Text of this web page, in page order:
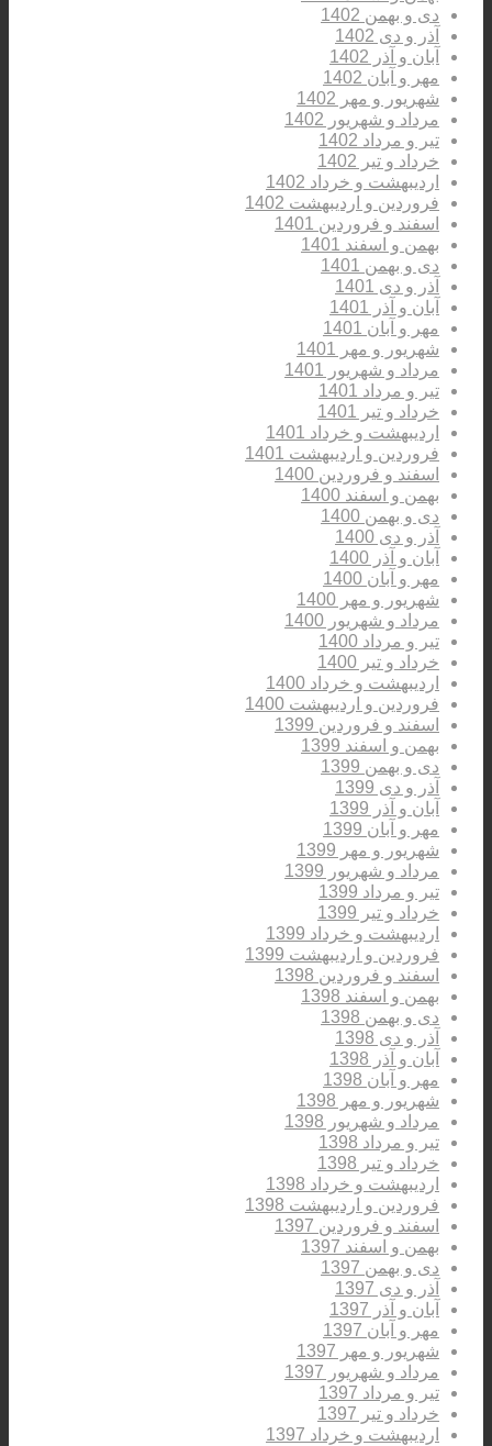
دی و بهمن 1402
آذر و دی 1402
آبان و آذر 1402
مهر و آبان 1402
شهریور و مهر 1402
مرداد و شهریور 1402
تیر و مرداد 1402
خرداد و تیر 1402
اردیبهشت و خرداد 1402
فروردین و اردیبهشت 1402
اسفند و فروردین 1401
بهمن و اسفند 1401
دی و بهمن 1401
آذر و دی 1401
آبان و آذر 1401
مهر و آبان 1401
شهریور و مهر 1401
مرداد و شهریور 1401
تیر و مرداد 1401
خرداد و تیر 1401
اردیبهشت و خرداد 1401
فروردین و اردیبهشت 1401
اسفند و فروردین 1400
بهمن و اسفند 1400
دی و بهمن 1400
آذر و دی 1400
آبان و آذر 1400
مهر و آبان 1400
شهریور و مهر 1400
مرداد و شهریور 1400
تیر و مرداد 1400
خرداد و تیر 1400
اردیبهشت و خرداد 1400
فروردین و اردیبهشت 1400
اسفند و فروردین 1399
بهمن و اسفند 1399
دی و بهمن 1399
آذر و دی 1399
آبان و آذر 1399
مهر و آبان 1399
شهریور و مهر 1399
مرداد و شهریور 1399
تیر و مرداد 1399
خرداد و تیر 1399
اردیبهشت و خرداد 1399
فروردین و اردیبهشت 1399
اسفند و فروردین 1398
بهمن و اسفند 1398
دی و بهمن 1398
آذر و دی 1398
آبان و آذر 1398
مهر و آبان 1398
شهریور و مهر 1398
مرداد و شهریور 1398
تیر و مرداد 1398
خرداد و تیر 1398
اردیبهشت و خرداد 1398
فروردین و اردیبهشت 1398
اسفند و فروردین 1397
بهمن و اسفند 1397
دی و بهمن 1397
آذر و دی 1397
آبان و آذر 1397
مهر و آبان 1397
شهریور و مهر 1397
مرداد و شهریور 1397
تیر و مرداد 1397
خرداد و تیر 1397
اردیبهشت و خرداد 1397